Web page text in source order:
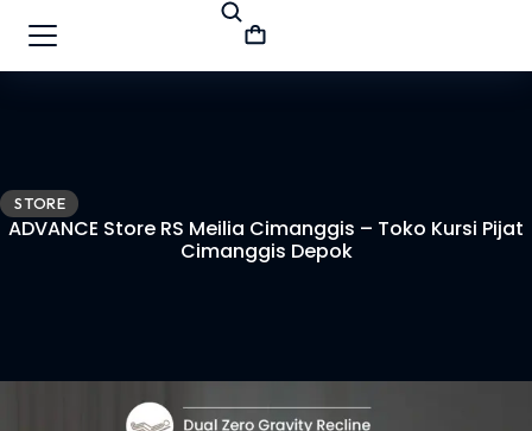
STORE
ADVANCE Store RS Meilia Cimanggis – Toko Kursi Pijat
Cimanggis Depok